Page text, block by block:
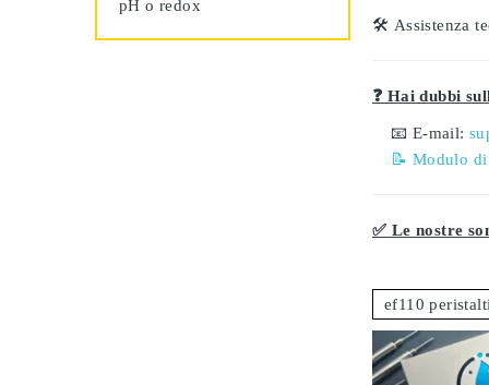
pH o redox
🛠️ Assistenza
❓ Hai dubbi
📧 E-mail:
📝 Modulo
✅ Le nostre
ef110